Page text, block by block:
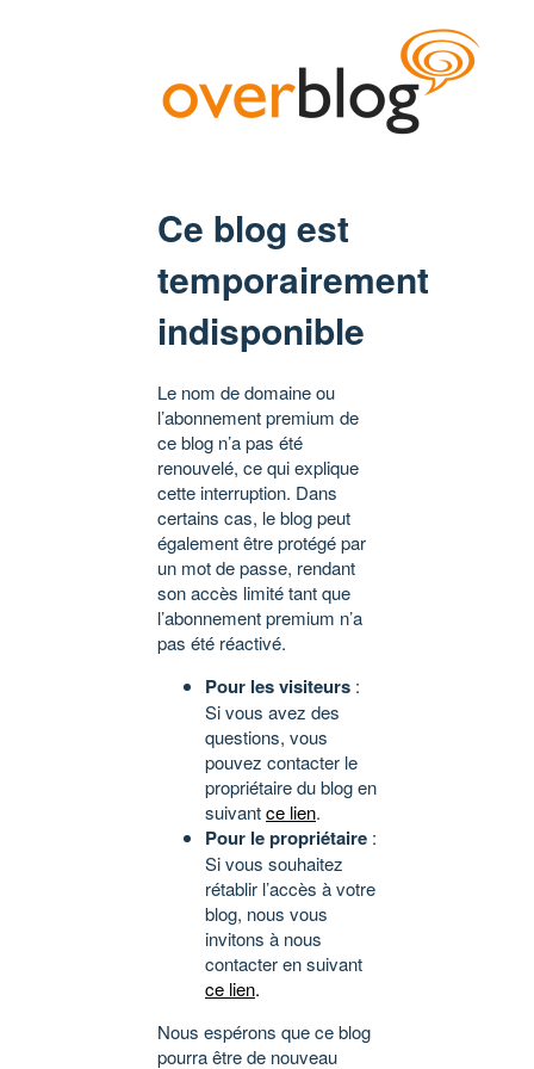
Ce blog est
temporairement
indisponible
Le nom de domaine ou
l’abonnement premium de
ce blog n’a pas été
renouvelé, ce qui explique
cette interruption. Dans
certains cas, le blog peut
également être protégé par
un mot de passe, rendant
son accès limité tant que
l’abonnement premium n’a
pas été réactivé.
Pour les visiteurs :
Si vous avez des
questions, vous
pouvez contacter le
propriétaire du blog en
suivantce lien.
Pour le propriétaire :
Si vous souhaitez
rétablir l’accès à votre
blog, nous vous
invitons à nous
contacter en suivant
ce lien.
Nous espérons que ce blog
pourra être de nouveau